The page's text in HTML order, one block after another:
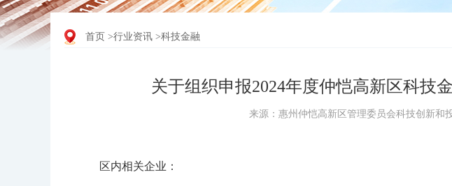
首页 >行业资讯 >科技金融
关于组织申报2024年度仲恺高新区科技
来源：惠州仲恺高新区管理委员会科技创新和
区内相关企业：